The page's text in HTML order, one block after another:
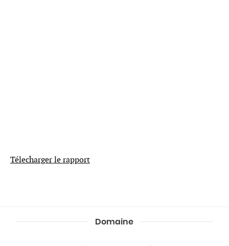
Télecharger le rapport
Domaine